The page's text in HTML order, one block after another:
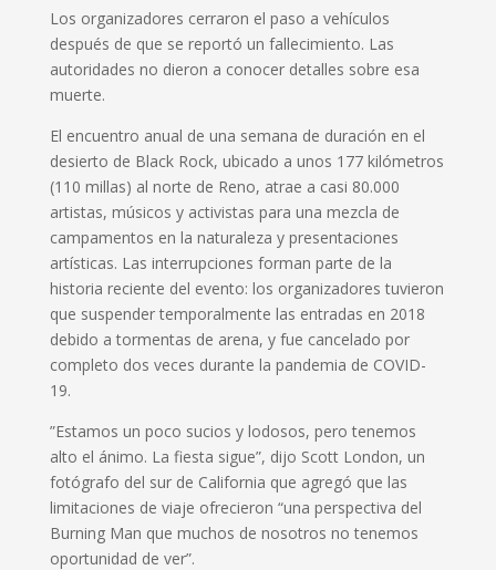
Los organizadores cerraron el paso a vehículos
después de que se reportó un fallecimiento. Las
autoridades no dieron a conocer detalles sobre esa
muerte.
El encuentro anual de una semana de duración en el
desierto de Black Rock, ubicado a unos 177 kilómetros
(110 millas) al norte de Reno, atrae a casi 80.000
artistas, músicos y activistas para una mezcla de
campamentos en la naturaleza y presentaciones
artísticas. Las interrupciones forman parte de la
historia reciente del evento: los organizadores tuvieron
que suspender temporalmente las entradas en 2018
debido a tormentas de arena, y fue cancelado por
completo dos veces durante la pandemia de COVID-
19.
”Estamos un poco sucios y lodosos, pero tenemos
alto el ánimo. La fiesta sigue”, dijo Scott London, un
fotógrafo del sur de California que agregó que las
limitaciones de viaje ofrecieron “una perspectiva del
Burning Man que muchos de nosotros no tenemos
oportunidad de ver”.